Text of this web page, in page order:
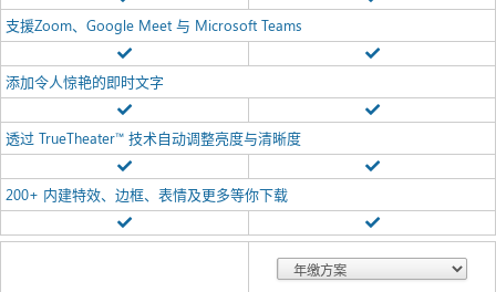
支援Zoom、Google Meet 与 Microsoft Teams
添加令人惊艳的即时文字
透过 TrueTheater™ 技术自动调整亮度与清晰度
200+ 内建特效、边框、表情及更多等你下载